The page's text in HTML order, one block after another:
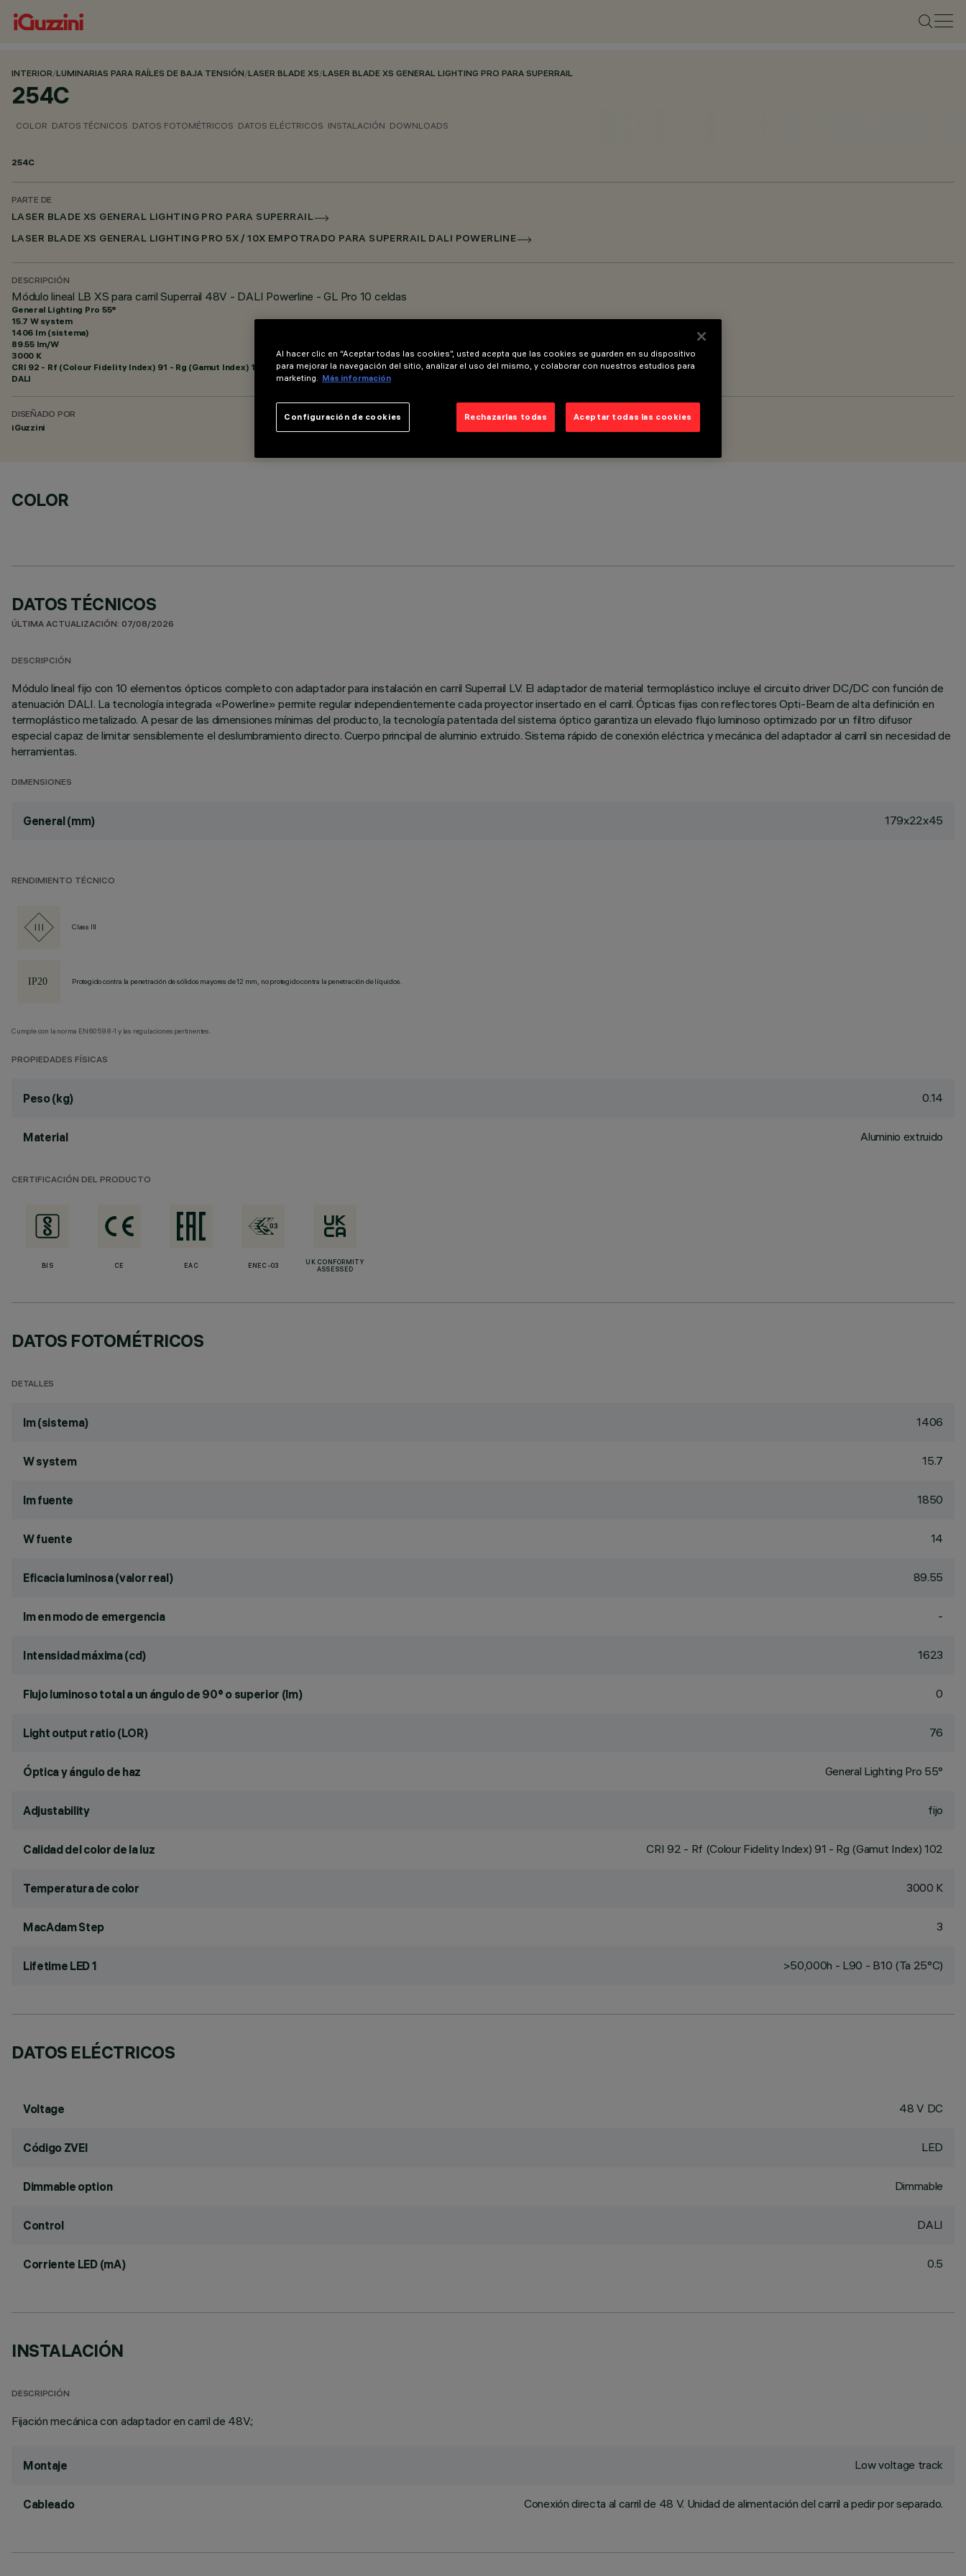
INTERIOR/LUMINARIAS PARA RAÍLES DE BAJA TENSIÓN/LASER BLADE XS/LASER BLADE XS GENERAL LIGHTING PRO PARA SUPERRAIL
254C
COLOR DATOS TÉCNICOS DATOS FOTOMÉTRICOS DATOS ELÉCTRICOS INSTALACIÓN DOWNLOADS
254C
PARTE DE
LASER BLADE XS GENERAL LIGHTING PRO PARA SUPERRAIL
LASER BLADE XS GENERAL LIGHTING PRO 5X / 10X EMPOTRADO PARA SUPERRAIL DALI POWERLINE
DESCRIPCIÓN
Módulo lineal LB XS para carril Superrail 48V - DALI Powerline - GL Pro 10 celdas
General Lighting Pro 55°
15.7 W system
1406 lm (sistema)
89.55 lm/W
3000 K
CRI 92 - Rf (Colour Fidelity Index) 91 - Rg (Gamut Index) 102
DALI
DISEÑADO POR
iGuzzini
COLOR
DATOS TÉCNICOS
ÚLTIMA ACTUALIZACIÓN: 07/08/2026
DESCRIPCIÓN
Módulo lineal fijo con 10 elementos ópticos completo con adaptador para instalación en carril Superrail LV. El adaptador de material termoplástico incluye el circuito driver DC/DC con función de
atenuación DALI. La tecnología integrada «Powerline» permite regular independientemente cada proyector insertado en el carril. Ópticas fijas con reflectores Opti-Beam de alta definición en
termoplástico metalizado. A pesar de las dimensiones mínimas del producto, la tecnología patentada del sistema óptico garantiza un elevado flujo luminoso optimizado por un filtro difusor
especial capaz de limitar sensiblemente el deslumbramiento directo. Cuerpo principal de aluminio extruido. Sistema rápido de conexión eléctrica y mecánica del adaptador al carril sin necesidad de
herramientas.
DIMENSIONES
General (mm) 179x22x45
RENDIMIENTO TÉCNICO
Class III
Protegido contra la penetración de sólidos mayores de 12 mm, no protegido contra la penetración de líquidos.
Cumple con la norma EN60598-1 y las regulaciones pertinentes.
PROPIEDADES FÍSICAS
Peso (kg) 0.14
Material Aluminio extruido
CERTIFICACIÓN DEL PRODUCTO
BIS CE EAC ENEC-03
UK CONFORMITY
ASSESSED
DATOS FOTOMÉTRICOS
DETALLES
lm (sistema) 1406
W system 15.7
lm fuente 1850
W fuente 14
Eficacia luminosa (valor real) 89.55
lm en modo de emergencia -
Intensidad máxima (cd) 1623
Flujo luminoso total a un ángulo de 90° o superior (lm) 0
Light output ratio (LOR) 76
Óptica y ángulo de haz General Lighting Pro 55°
Adjustability fijo
Calidad del color de la luz CRI92 - Rf (Colour Fidelity Index) 91 - Rg (Gamut Index) 102
Temperatura de color 3000 K
MacAdam Step 3
Lifetime LED 1 >50,000h - L90 - B10 (Ta 25°C)
DATOS ELÉCTRICOS
Voltage 48 V DC
Código ZVEI LED
Dimmable option Dimmable
Control DALI
Corriente LED (mA) 0.5
INSTALACIÓN
DESCRIPCIÓN
Fijación mecánica con adaptador en carril de 48V.;
Montaje Low voltage track
Cableado Conexión directa al carril de 48 V. Unidad de alimentación del carril a pedir por separado.
Al hacer clic en “Aceptar todas las cookies”, usted acepta que las cookies se guarden en su dispositivo
para mejorar la navegación del sitio, analizar el uso del mismo, y colaborar con nuestros estudios para
marketing. Más información
Rechazarlas todas Aceptar todas las cookies
Configuración de cookies